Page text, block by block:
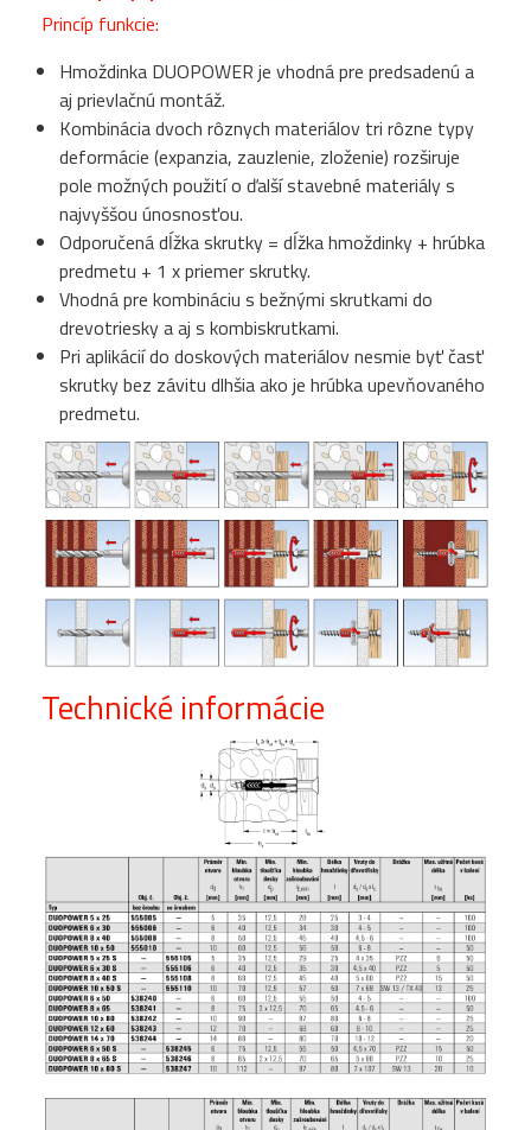
Princíp funkcie:
Hmoždinka DUOPOWER je vhodná pre predsadenú a
aj prievlačnú montáž.
Kombinácia dvoch rôznych materiálov tri rôzne typy
deformácie (expanzia, zauzlenie, zloženie) rozširuje
pole možných použití o ďalší stavebné materiály s
najvyššou únosnosťou.
Odporučená dĺžka skrutky = dĺžka hmoždinky + hrúbka
predmetu + 1 x priemer skrutky.
Vhodná pre kombináciu s bežnými skrutkami do
drevotriesky a aj s kombiskrutkami.
Pri aplikácií do doskových materiálov nesmie byť časť
skrutky bez závitu dlhšia ako je hrúbka upevňovaného
predmetu.
Technické informácie